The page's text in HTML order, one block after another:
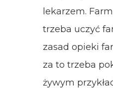
lekarzem.
trzeba uczyć
zasad opieki
za to trzeba
żywym